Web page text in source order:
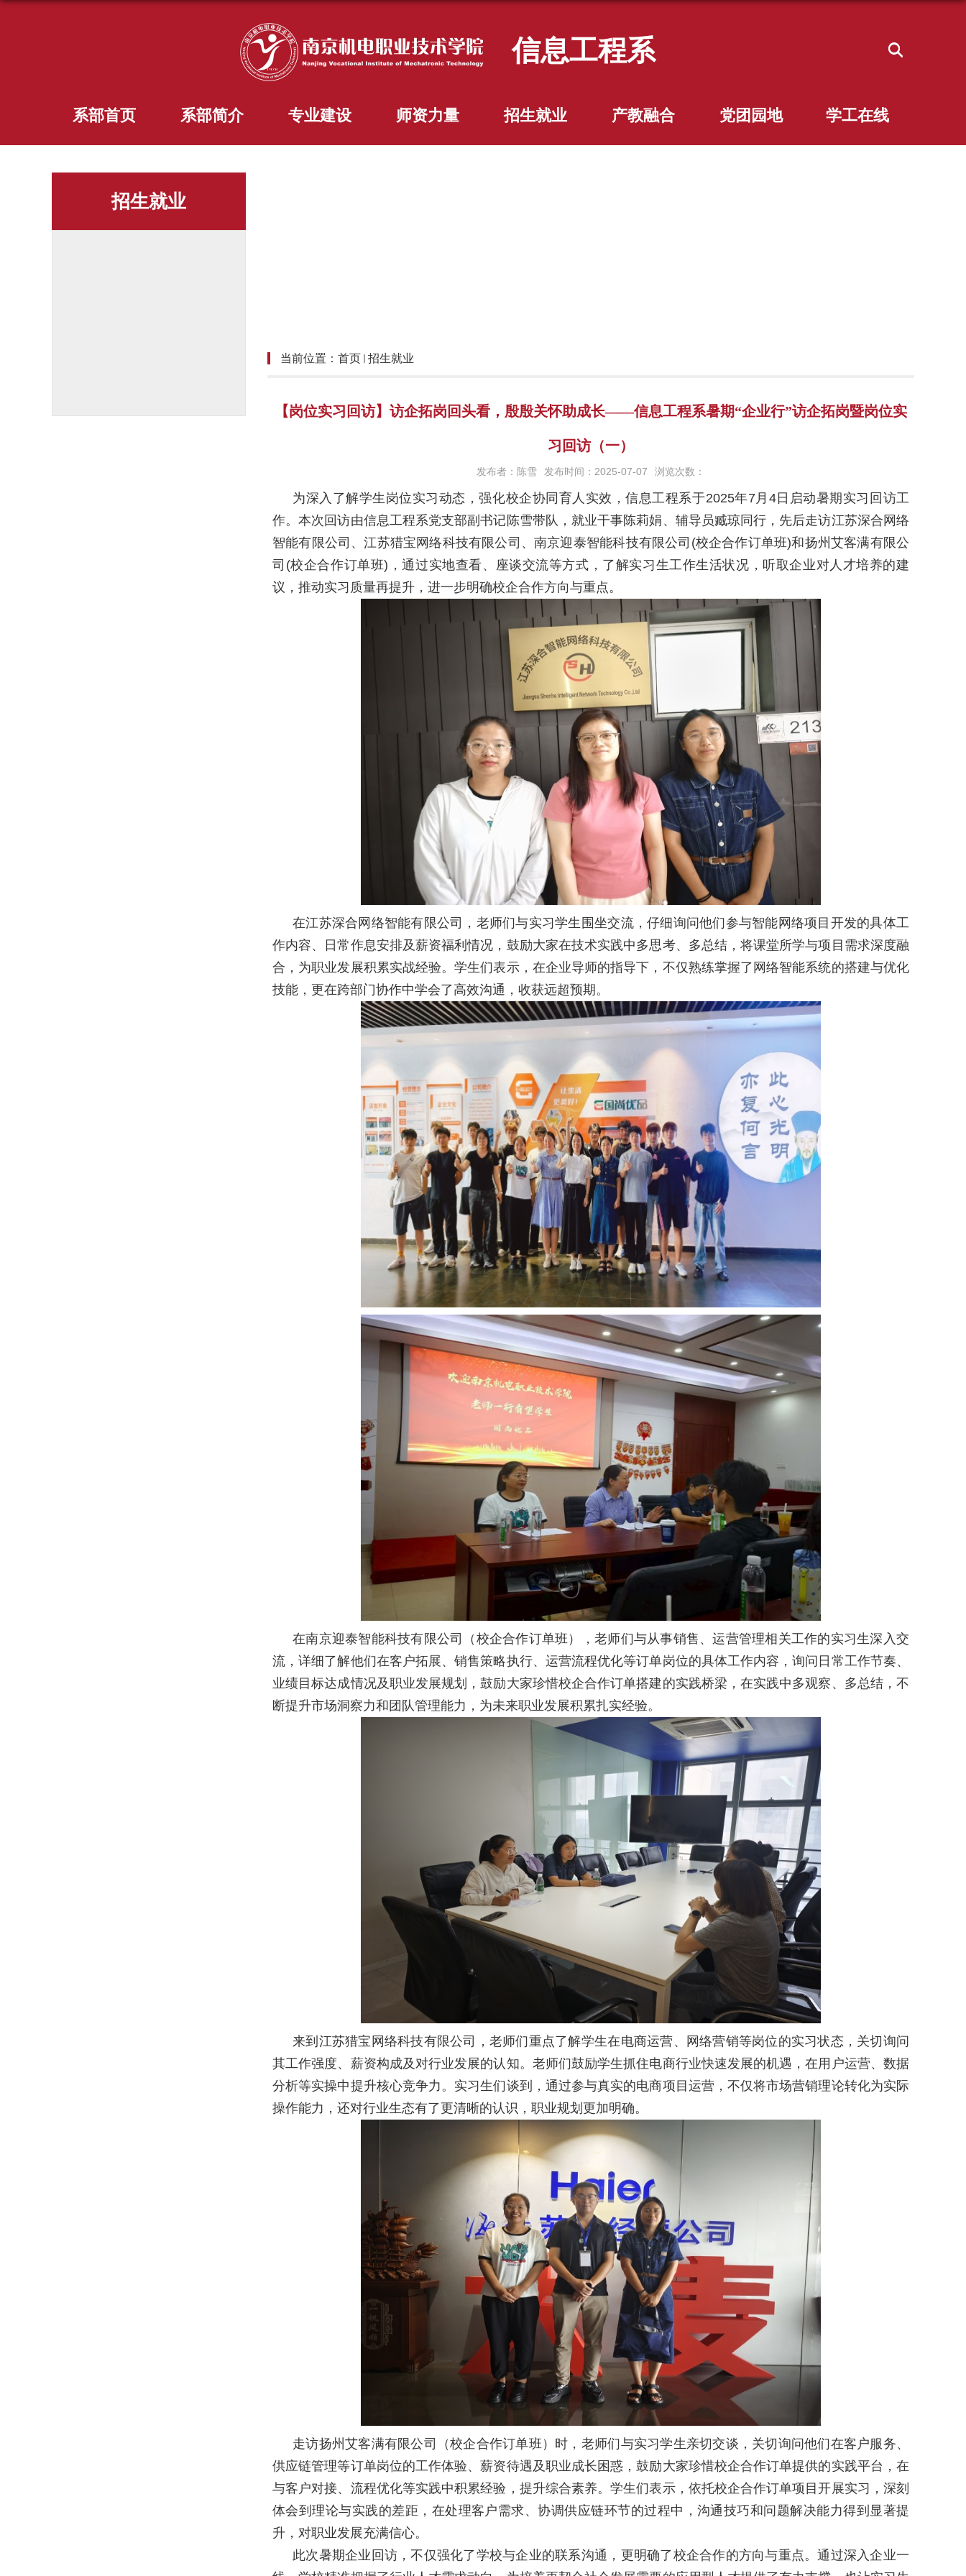
信息工程系
系部首页 系部简介 专业建设 师资力量 招生就业 产教融合 党团园地 学工在线
招生就业
当前位置： 首页 招生就业
【岗位实习回访】访企拓岗回头看，殷殷关怀助成长——信息工程系暑期“企业行”访企拓岗暨岗位实
习回访（一）
发布者：陈雪 发布时间：2025-07-07 浏览次数：
为深入了解学生岗位实习动态，强化校企协同育人实效，信息工程系于2025年7 月 4日启动暑期实习回访工
作。本次回访由信息工程系党支部副书记陈雪带队，就业干事陈莉娟、辅导员臧琼同行，先后走访江苏深合网络
智能有限公司、江苏猎宝网络科技有限公司、南京迎泰智能科技有限公司 (校企合作订单班)和扬州艾客满有限公
司 (校企合作订单班) ，通过实地查看、座谈交流等方式，了解实习生工作生活状况，听取企业对人才培养的建
议，推动实习质量再提升，进一步明确校企合作方向与重点。
在江苏深合网络智能有限公司，老师们与实习学生围坐交流，仔细询问他们参与智能网络项目开发的具体工
作内容、日常作息安排及薪资福利情况，鼓励大家在技术实践中多思考、多总结，将课堂所学与项目需求深度融
合，为职业发展积累实战经验。学生们表示，在企业导师的指导下，不仅熟练掌握了网络智能系统的搭建与优化
技能，更在跨部门协作中学会了高效沟通，收获远超预期。
在南京迎泰智能科技有限公司（校企合作订单班），老师们与从事销售、运营管理相关工作的实习生深入交
流，详细了解他们在客户拓展、销售策略执行、运营流程优化等订单岗位的具体工作内容，询问日常工作节奏、
业绩目标达成情况及职业发展规划，鼓励大家珍惜校企合作订单搭建的实践桥梁，在实践中多观察、多总结，不
断提升市场洞察力和团队管理能力，为未来职业发展积累扎实经验。
来到江苏猎宝网络科技有限公司，老师们重点了解学生在电商运营、网络营销等岗位的实习状态，关切询问
其工作强度、薪资构成及对行业发展的认知。老师们鼓励学生抓住电商行业快速发展的机遇，在用户运营、数据
分析等实操中提升核心竞争力。实习生们谈到，通过参与真实的电商项目运营，不仅将市场营销理论转化为实际
操作能力，还对行业生态有了更清晰的认识，职业规划更加明确。
走访扬州艾客满有限公司（校企合作订单班）时，老师们与实习学生亲切交谈，关切询问他们在客户服务、
供应链管理等订单岗位的工作体验、薪资待遇及职业成长困惑，鼓励大家珍惜校企合作订单提供的实践平台，在
与客户对接、流程优化等实践中积累经验，提升综合素养。学生们表示，依托校企合作订单项目开展实习，深刻
体会到理论与实践的差距，在处理客户需求、协调供应链环节的过程中，沟通技巧和问题解决能力得到显著提
升，对职业发展充满信心。
此次暑期企业回访，不仅强化了学校与企业的联系沟通，更明确了校企合作的方向与重点。通过深入企业一